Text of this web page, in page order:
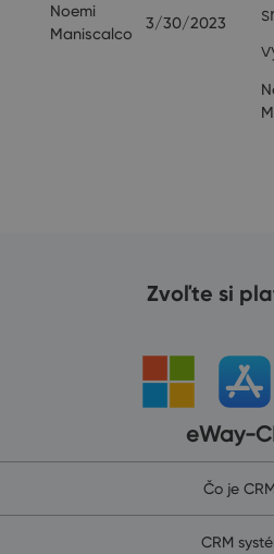
Noemi
Maniscalco
3/30/2023
Zvoľte si
eWay-
Čo je
CRM